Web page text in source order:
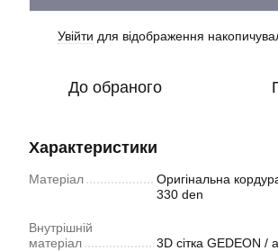
Увійти для відображення
До обраного
Характеристики
Матеріал
Оригінальна
330 den
Внутрішній
матеріал
3D сітка GEDEON /